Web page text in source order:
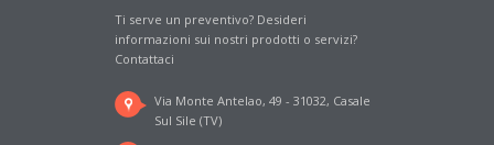
Ti serve un preventivo? Desideri
informazioni sui nostri prodotti o servizi?
Contattaci
Via Monte Antelao, 49 - 31032, Casale
Sul Sile (TV)